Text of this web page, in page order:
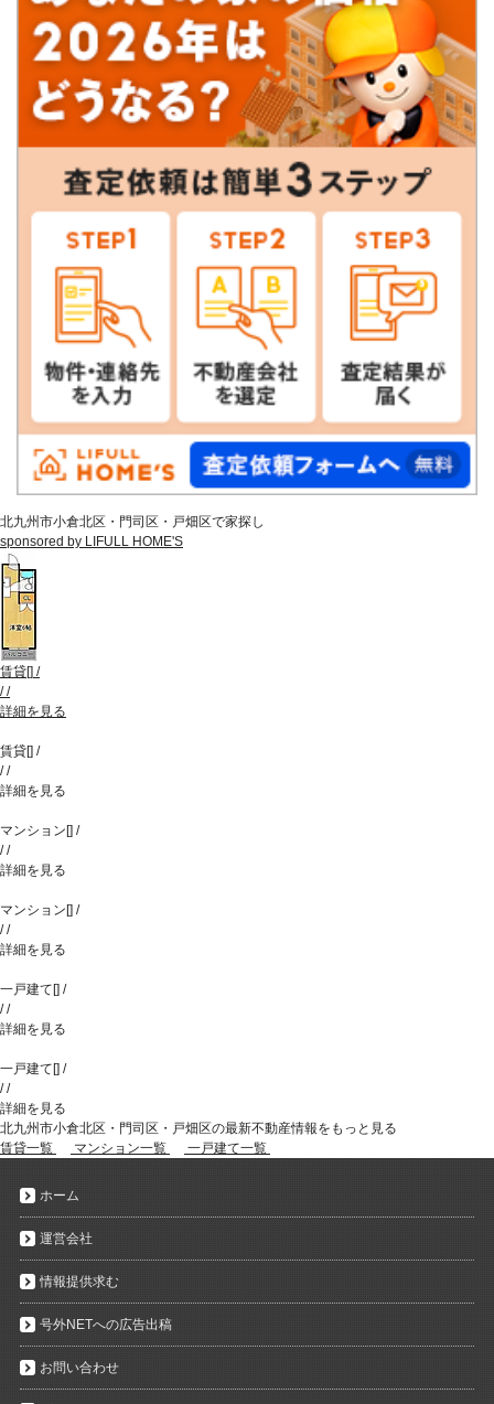
北九州市小倉北区・門司区・戸畑区で家探し
sponsored by LIFULL HOME'S
賃貸[] /
//
詳細を見る
賃貸[] /
//
詳細を見る
マンション [] /
//
詳細を見る
マンション [] /
//
詳細を見る
一戸建て [] /
//
詳細を見る
一戸建て [] /
//
詳細を見る
北九州市小倉北区・門司区・戸畑区の最新不動産情報をもっと見る
賃貸一覧
マンション一覧 一戸建て一覧
ホーム
運営会社
情報提供求む
号外NETへの広告出稿
お問い合わせ